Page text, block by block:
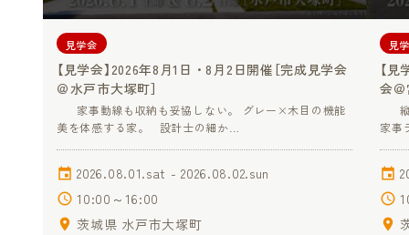
見学会
【見学会】2026年8月1日・8月2日開催［完成見学会
＠水戸市大塚町］
家事動線も収納も妥協しない。 グレー×木目の機能
美を体感する家。 設計士の細か…
2026.08.01.sat - 2026.08.02.sun
10:00～16:00
茨城県 水戸市大塚町
見
【
会＠
縦
家事